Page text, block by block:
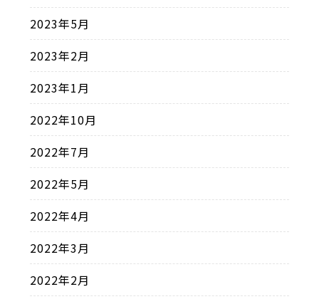
2023年5月
2023年2月
2023年1月
2022年10月
2022年7月
2022年5月
2022年4月
2022年3月
2022年2月